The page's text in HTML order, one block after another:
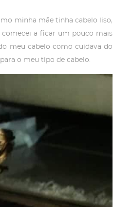
minha mãe tinha cabelo liso,
comecei a ficar um pouco mais
meu cabelo como cuidava do
o meu tipo de cabelo.